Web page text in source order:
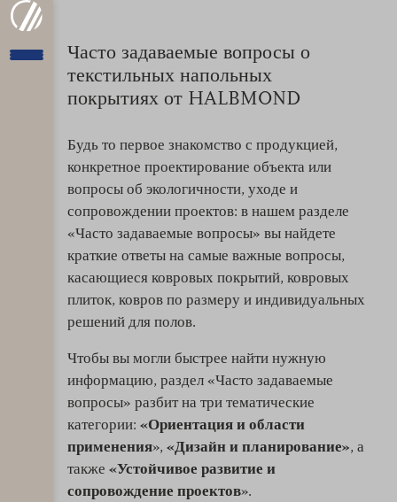
Часто задаваемые вопросы о
текстильных напольных
покрытиях от HALBMOND
Будь то первое знакомство с продукцией,
конкретное проектирование объекта или
вопросы об экологичности, уходе и
сопровождении проектов: в нашем разделе
«Часто задаваемые вопросы» вы найдете
краткие ответы на самые важные вопросы,
касающиеся ковровых покрытий, ковровых
плиток, ковров по размеру и индивидуальных
решений для полов.
Чтобы вы могли быстрее найти нужную
информацию, раздел «Часто задаваемые
вопросы» разбит на три тематические
категории: «Ориентация и области
применения», «Дизайн и планирование», а
также «Устойчивое развитие и
сопровождение проектов».